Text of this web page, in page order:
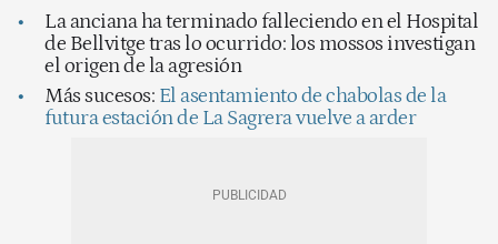
La anciana ha terminado falleciendo en el Hospital
de Bellvitge tras lo ocurrido: los mossos investigan
el origen de la agresión
Más sucesos: El asentamiento de chabolas de la
futura estación de La Sagrera vuelve a arder